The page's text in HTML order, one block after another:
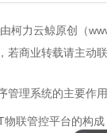
柯力云鲸原创（
若商业转载请主动联
管理系统的主要作
物联管控平台的构成